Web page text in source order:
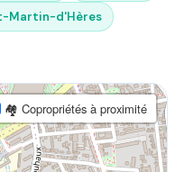
Martin-d'Hères
🏘 Copropriétés à proximité